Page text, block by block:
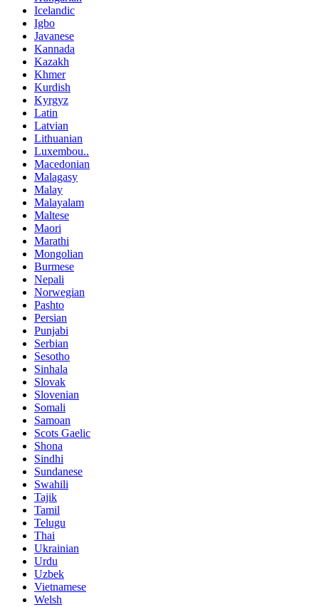
Icelandic
Igbo
Javanese
Kannada
Kazakh
Khmer
Kurdish
Kyrgyz
Latin
Latvian
Lithuanian
Luxembou..
Macedonian
Malagasy
Malay
Malayalam
Maltese
Maori
Marathi
Mongolian
Burmese
Nepali
Norwegian
Pashto
Persian
Punjabi
Serbian
Sesotho
Sinhala
Slovak
Slovenian
Somali
Samoan
Scots Gaelic
Shona
Sindhi
Sundanese
Swahili
Tajik
Tamil
Telugu
Thai
Ukrainian
Urdu
Uzbek
Vietnamese
Welsh